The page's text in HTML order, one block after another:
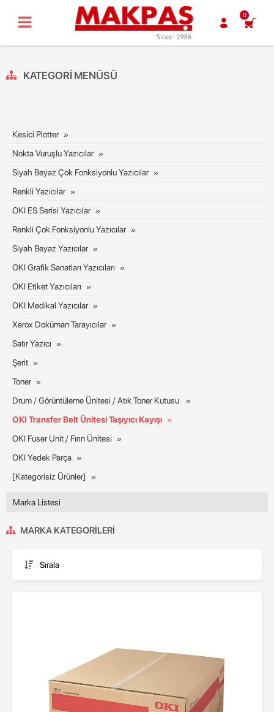
0
KATEGORI MENÜSÜ
Kesici Plotter
Nokta Vuruşlu Yazıcılar
Siyah Beyaz Çok Fonksiyonlu Yazıcılar
Renkli Yazıcılar
OKI ES Serisi Yazıcılar
Renkli Çok Fonksiyonlu Yazıcılar
Siyah Beyaz Yazıcılar
OKI Grafik Sanatları Yazıcıları
OKI Etiket Yazıcıları
OKI Medikal Yazıcılar
Xerox Doküman Tarayıcılar
Satır Yazıcı
Şerit
Toner
Drum / Görüntüleme Ünitesi / Atık Toner Kutusu
OKI Transfer Belt Ünitesi Taşıyıcı Kayışı
OKI Fuser Unit / Fırın Ünitesi
OKI Yedek Parça
[Kategorisiz Ürünler]
Marka Listesi
MARKA KATEGORILERI
Sırala